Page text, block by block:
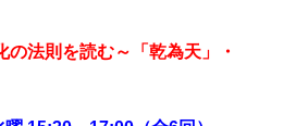
法則を読む～「乾為天」・